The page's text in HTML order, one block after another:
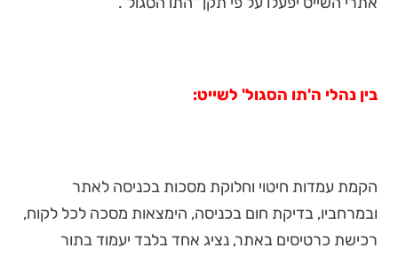
בין נהלי ה'תו הסגול' לשייט:
הקמת עמדות חיטוי וחלוקת מסכות בכניסה לאתר
ובמרחביו, בדיקת חום בכניסה, הימצאות מסכה לכל לקוח,
רכישת כרטיסים באתר, נציג אחד בלבד יעמוד בתור